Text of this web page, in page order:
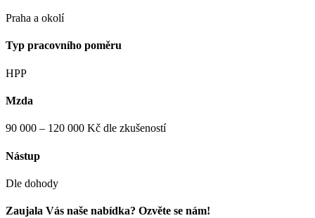
Praha a okolí
Typ pracovního poměru
HPP
Mzda
90 000 – 120 000 Kč dle zkušeností
Nástup
Dle dohody
Zaujala Vás naše nabídka? Ozvěte se nám!